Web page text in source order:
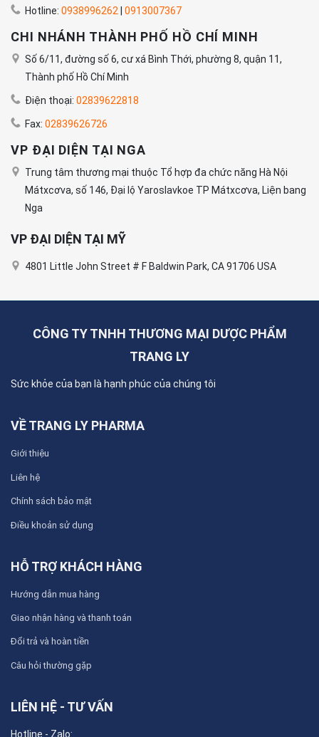
Hotline: 0938996262 0913007367
CHI NHÁNH THÀNH PHỐ HỒ CHÍ MINH
Số 6/11, đường số 6, cư xá Bình Thới, phường 8, quận 11,
Thành phố Hồ Chí Minh
Điện thoại: 02839622818
Fax: 02839626726
VP ĐẠI DIỆN TẠI NGA
Trung tâm thương mại thuộc Tổ hợp đa chức năng Hà Nội
Mátxcơva, số 146, Đại lộ Yaroslavkoe TP Mátxcơva, Liện bang
Nga
VP ĐẠI DIỆN TẠI MỸ
4801 Little John Street # F Baldwin Park, CA 91706 USA
CÔNG TY TNHH THƯƠNG MẠI DƯỢC PHẨM
TRANG LY
Sức khỏe của bạn là hạnh phúc của chúng tôi
VỀ TRANG LY PHARMA
Giới thiệu
Liên hệ
Chính sách bảo mật
Điều khoản sử dụng
HỖ TRỢ KHÁCH HÀNG
Hướng dẫn mua hàng
Giao nhận hàng và thanh toán
Đổi trả và hoàn tiền
Câu hỏi thường gặp
LIÊN HỆ - TƯ VẤN
Hotline - Zalo: